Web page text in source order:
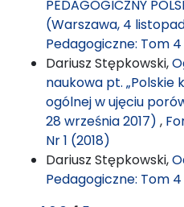
PEDAGOGICZNY
(Warszawa, 4
Pedagogiczne: Tom 4
Dariusz Stępkowski,
naukowa pt.
ogólnej w ujęciu
28 września 2017) ,
Nr 1 (2018)
Dariusz Stępkowski,
Pedagogiczne: Tom